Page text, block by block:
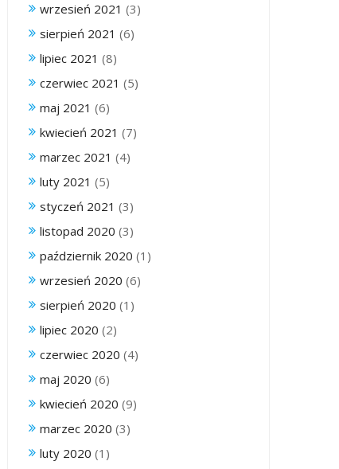
wrzesień 2021 (3)
sierpień 2021 (6)
lipiec 2021 (8)
czerwiec 2021 (5)
maj 2021 (6)
kwiecień 2021 (7)
marzec 2021 (4)
luty 2021 (5)
styczeń 2021 (3)
listopad 2020 (3)
październik 2020 (1)
wrzesień 2020 (6)
sierpień 2020 (1)
lipiec 2020 (2)
czerwiec 2020 (4)
maj 2020 (6)
kwiecień 2020 (9)
marzec 2020 (3)
luty 2020 (1)